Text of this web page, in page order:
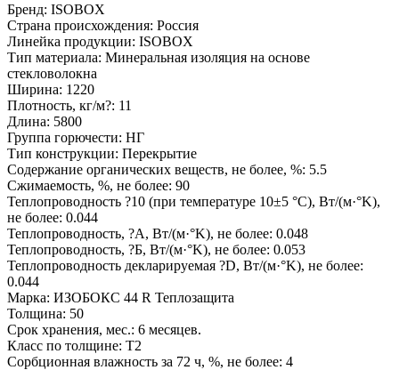
Бренд: ISOBOX
Страна происхождения: Россия
Линейка продукции: ISOBOX
Тип материала: Минеральная изоляция на основе
стекловолокна
Ширина: 1220
Плотность, кг/м?: 11
Длина: 5800
Группа горючести: НГ
Тип конструкции: Перекрытие
Содержание органических веществ, не более, %: 5.5
Сжимаемость, %, не более: 90
Теплопроводность ?10 (при температуре 10±5 °С), Вт/(м·°K),
не более: 0.044
Теплопроводность, ?А, Вт/(м·°K), не более: 0.048
Теплопроводность, ?Б, Вт/(м·°K), не более: 0.053
Теплопроводность декларируемая ?D, Вт/(м·°K), не более:
0.044
Марка: ИЗОБОКС 44 R Теплозащита
Толщина: 50
Срок хранения, мес.: 6 месяцев.
Класс по толщине: Т2
Сорбционная влажность за 72 ч, %, не более: 4